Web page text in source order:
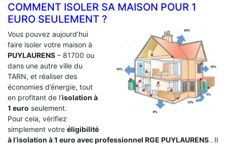
COMMENT ISOLER SA MAISON POUR 1
EURO SEULEMENT ?
Vous pouvez aujourd’hui
faire isoler votre maison à
PUYLAURENS – 81700 ou
dans une autre ville du
TARN, et réaliser des
économies d’énergie, tout
en profitant de l’isolation à
1 euro seulement.
Pour cela, vérifiez
simplement votre éligibilité
à l’isolation à 1 euro avec professionnel RGE PUYLAURENS . Il